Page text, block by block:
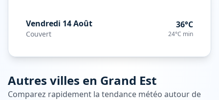
Vendredi 14 Août
Couvert
36°C
24°C min
Autres villes en Grand Est
Comparez rapidement la tendance météo autour de